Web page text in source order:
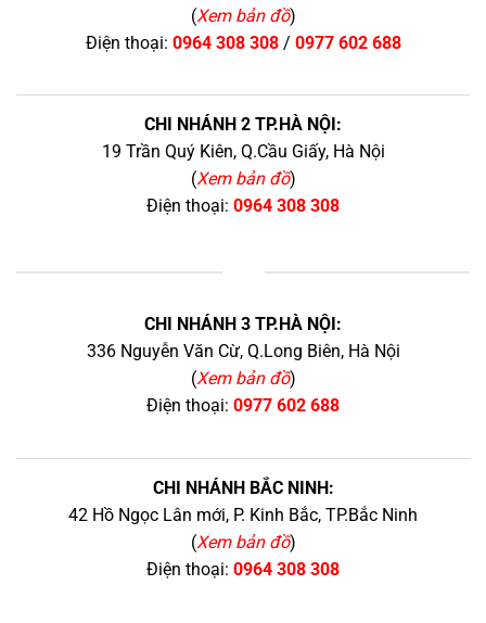
(Xem bản đồ)
Điện thoại: 0964 308 308/ 0977 602 688
CHI NHÁNH 2 TP.HÀ NỘI:
19 Trần Quý Kiên, Q.Cầu Giấy, Hà Nội
(Xem bản đồ)
Điện thoại: 0964 308 308
CHI NHÁNH 3 TP.HÀ NỘI:
336 Nguyễn Văn Cừ, Q.Long Biên, Hà Nội
(Xem bản đồ)
Điện thoại: 0977 602 688
CHI NHÁNH BẮC NINH:
42 Hồ Ngọc Lân mới, P. Kinh Bắc, TP.Bắc Ninh
(Xem bản đồ)
Điện thoại: 0964 308 308